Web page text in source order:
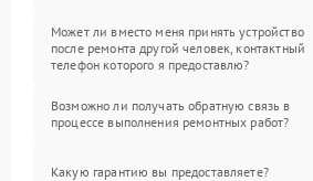
Может ли вместо меня принять устройство
после ремонта другой человек, контактный
телефон которого я предоставлю?
Возможно ли получать обратную связь в
процессе выполнения ремонтных работ?
Какую гарантию вы предоставляете?